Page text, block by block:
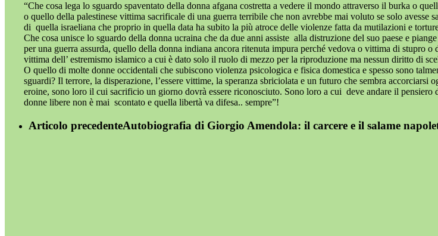
“Che cosa lega lo sguardo spaventato della donna afgana costretta a vedere il mondo attraverso il burka o
o quello della palestinese vittima sacrificale di una guerra terribile che non avrebbe mai voluto se solo avesse
di quella israeliana che proprio in quella data ha subito la più atroce delle violenze fatta da mutilazioni e
Che cosa unisce lo sguardo della donna ucraina che da due anni assiste alla distruzione del suo paese e
per una guerra assurda, quello della donna indiana ancora ritenuta impura perché vedova o vittima di stupro
vittima dell’ estremismo islamico a cui è dato solo il ruolo di mezzo per la riproduzione ma nessun diritto di
O quello di molte donne occidentali che subiscono violenza psicologica e fisica domestica e spesso sono
sguardi? Il terrore, la disperazione, l’essere vittime, la speranza sbriciolata e un futuro che sembra
eroine, sono loro il cui sacrificio un giorno dovrà essere riconosciuto. Sono loro a cui deve andare il
donne libere non è mai scontato e quella libertà va difesa.. sempre”!
Articolo precedenteAutobiografia di Giorgio Amendola: il carcere e il salame